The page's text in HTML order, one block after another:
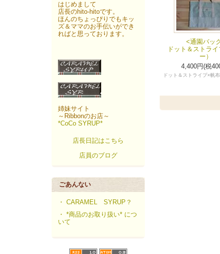
はじめまして
店長のhito-hitoです。
ほんのちょっぴりでもキッ
ズ＆ママのお手伝いができ
ればと思っております。
姉妹サイト
～Ribbonのお店～
*CoCo SYRUP*
店長日記はこちら
店員のブログ
ごあんない
・ CARAMEL SYRUP？
・ *商品のお取り扱い* につ
いて
<通園バッ
ドット＆ストラ
ー）
4,400円(税
ドット＆ストライプ×帆布